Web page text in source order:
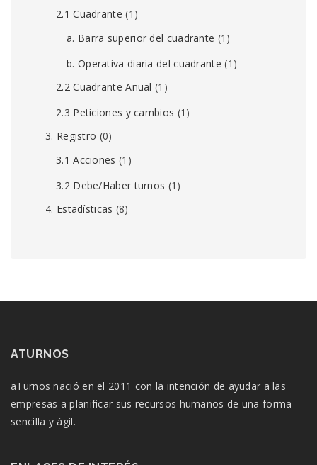
2.1 Cuadrante (1)
a. Barra superior del cuadrante (1)
b. Operativa diaria del cuadrante (1)
2.2 Cuadrante Anual (1)
2.3 Peticiones y cambios (1)
3. Registro (0)
3.1 Acciones (1)
3.2 Debe/Haber turnos (1)
4. Estadísticas (8)
ATURNOS
aTurnos nació en el 2011 con la intención de ayudar a las
empresas a planificar sus recursos humanos de una forma
sencilla y ágil.